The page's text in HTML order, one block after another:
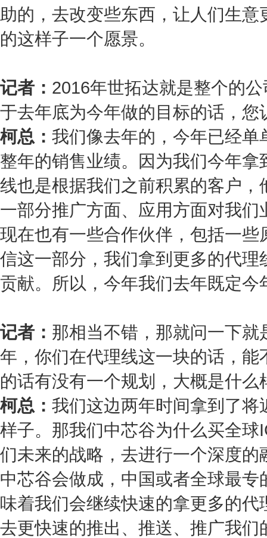
助的，去改变些东西，让人们生
的这样子一个愿景。
记者： 2016年世拓达就是整个的
于去年底为今年做的目标的话，
柯总： 我们像去年的，今年已经
整年的销售业绩。因为我们今年
线也是根据我们之前积累的客户
一部分推广方面、应用方面对我
现在也有一些合作伙伴，包括一
信这一部分，我们拿到更多的代
贡献。所以，今年我们去年既定
记者： 那相当不错，那就问一下
年，你们在代理线这一块的话，
的话有没有一个规划，大概是什么
柯总： 我们这边两年时间拿到了
样子。那我们中芯谷为什么买全
们未来的战略，去进行一个深度
中芯谷会做成，中国或者全球最
味着我们会继续快速的拿更多的
去更快速的推出、推送、推广我